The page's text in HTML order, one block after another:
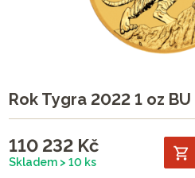
Rok Tygra 2022 1 oz
110 232 Kč
Skladem > 10 ks